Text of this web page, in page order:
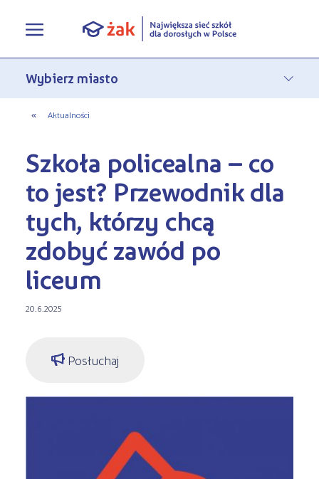
Oferta edukacyjna
Pełna oferta edukacyjna
Liceum ogólnokształcące dla
dorosłych
Szkoły policealne
Szkoły medyczne
Kwalifikacyjne Kursy Zawodowe
Kursy ONLINE
Rekrutacja
Rekrutacja on-line
Statuty
O nas
Nauka online w Żaku
Nasza działalność
Historia Firmy
Polityka prywatności
Aktualności
Leksykon zawodów
FAQ
« Aktualności
Szkoła policealna – co
to jest? Przewodnik dla
tych, którzy chcą
zdobyć zawód po
liceum
20.6.2025
Posłuchaj